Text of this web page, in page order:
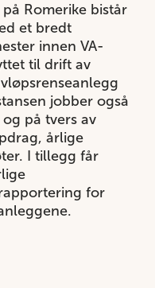
Romerike bistår
et bredt
innen VA-
til drift av
jobber også
på tvers av
årlige
I tillegg får
for